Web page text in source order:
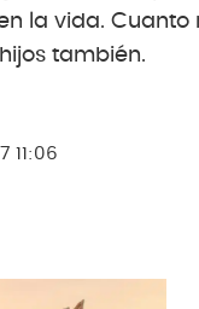
la vida.
también.
11:06